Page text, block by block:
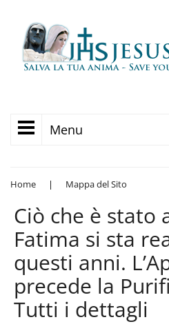
Menu
Home | Mappa del Sito
Ciò che è stato
Fatima si sta
questi anni.
precede la
Tutti i dettagli